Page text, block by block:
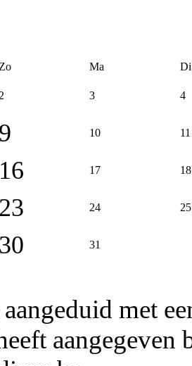
Zo Ma Di
2 3 4
9 10 11
16 17 18
23 24 25
30 31
met
aangegeven